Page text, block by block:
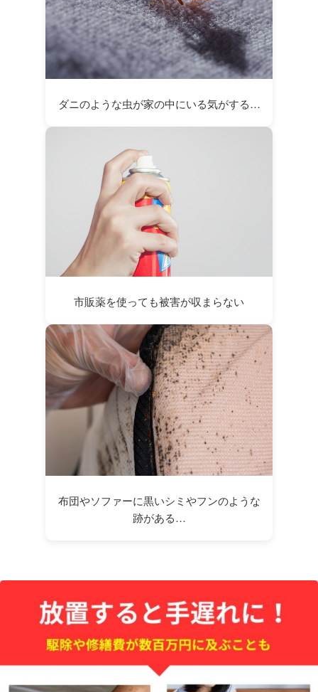
ダニのような虫が家の中にいる気がする…
市販薬を使っても被害が収まらない
布団やソファーに黒いシミやフンのような
跡がある…